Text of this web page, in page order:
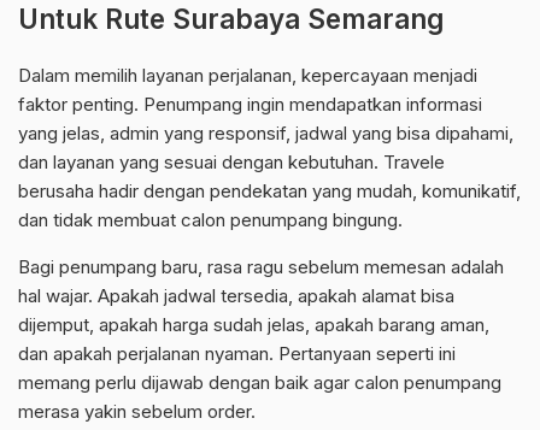
Untuk Rute Surabaya Semarang
Dalam memilih layanan perjalanan, kepercayaan menjadi
faktor penting. Penumpang ingin mendapatkan informasi
yang jelas, admin yang responsif, jadwal yang bisa dipahami,
dan layanan yang sesuai dengan kebutuhan. Travele
berusaha hadir dengan pendekatan yang mudah, komunikatif,
dan tidak membuat calon penumpang bingung.
Bagi penumpang baru, rasa ragu sebelum memesan adalah
hal wajar. Apakah jadwal tersedia, apakah alamat bisa
dijemput, apakah harga sudah jelas, apakah barang aman,
dan apakah perjalanan nyaman. Pertanyaan seperti ini
memang perlu dijawab dengan baik agar calon penumpang
merasa yakin sebelum order.